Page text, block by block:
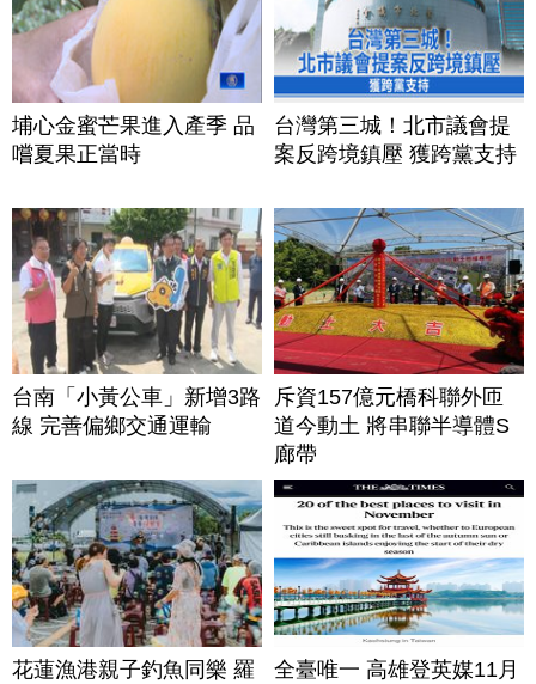
埔心金蜜芒果進入產季 品
嚐夏果正當時
台灣第三城！北市議會提
案反跨境鎮壓 獲跨黨支持
台南「小黃公車」新增3路
線 完善偏鄉交通運輸
斥資157億元橋科聯外匝
道今動土 將串聯半導體S
廊帶
花蓮漁港親子釣魚同樂 羅
全臺唯一 高雄登英媒11月